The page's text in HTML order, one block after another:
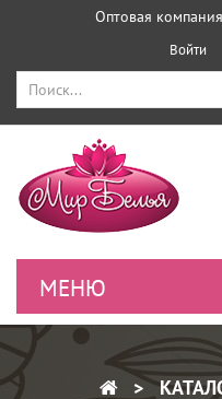
Оптовая компания
Войти